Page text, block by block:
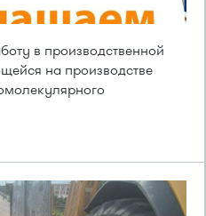
в производственной
на производстве